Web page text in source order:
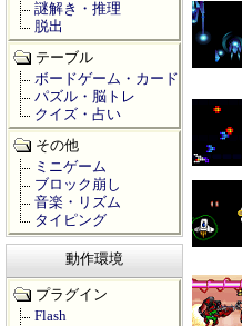
謎解き・推理
脱出
テーブル
ボードゲーム・カード
パズル・脳トレ
クイズ・占い
その他
ミニゲーム
ブロック崩し
音楽・リズム
タイピング
動作環境
プラグイン
Flash